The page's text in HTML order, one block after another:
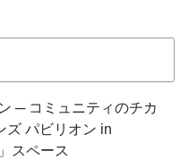
─ コミュニティのチカ
ズ パビリオン in
スペース